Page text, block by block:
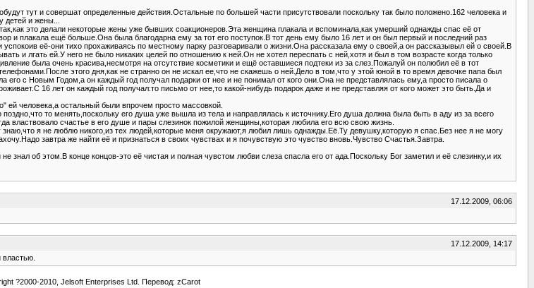
тут и совершат определенные действия.Остальные по большей части присутствовали поскольку так было положено.162 человека и
детей и жены...
это делали некоторые жены уже бывших соакционеров.Эта женщина плакала и вспоминала,как умерший однажды спас её от
и плакала ещё больше.Она была благодарна ему за тот его поступок.В тот день ему было 16 лет и он был первый и последний раз
её-они тихо прохаживаясь по местному парку разговаривали о жизни.Она рассказала ему о своей,а он рассказывыл ей о своей.В
и лгать ей.У него не было никаких целей по отношению к ней.Он не хотел переспать с ней,хотя и был в том возрасте когда только
была очень красива,несмотря на отсутствие косметики и ещё оставшиеся подтеки из за слез.Пожалуй он полюбил её в тот
этого дня,как не странно он не искал ее,что не скажешь о ней.Дело в том,что у этой юной в то время девочке папа был
с Новым Годом,а он каждый год получал подарки от нее и не понимал от кого они.Она не представлялась ему,а просто писала о
16 лет он каждый год получал:то письмо от нее,то какой-нибудь подарок даже и не представляя от кого может это быть.Да и
ей человека,а остальный были впрочем просто массовкой.
то менять,поскольку его душа уже вышла из тела и направлялась к источнику.Его душа должна была быть в аду из за всего
властвовало счастье в его душе и пары слезинок пожилой женщины,которая любила его всю свою жизнь.
я не люблю никого,из тех людей,которые меня окружают,я любил лишь однажды.Её.Ту девушку,которую я спас.Без нее я не могу
завтра же найти её и признаться в своих чувствах и я почувствую это чувство вновь.Чувство Счастья.Завтра.
об этом.В конце концов-это её чистая и полная чувстом любви слеза спасла его от ада.Поскольку Бог заметил и её слезинку,и их
17.12.2009, 06:06
17.12.2009, 14:17
?2000-2010, Jelsoft Enterprises Ltd. Перевод: zCarot